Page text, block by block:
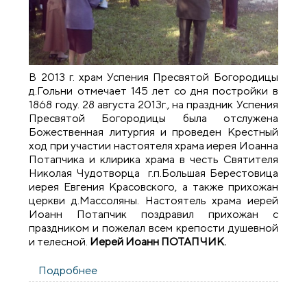
В 2013 г. храм Успения Пресвятой Богородицы
д.Гольни отмечает 145 лет со дня постройки в
1868 году. 28 августа 2013г., на праздник Успения
Пресвятой Богородицы была отслужена
Божественная литургия и проведен Крестный
ход при участии настоятеля храма иерея Иоанна
Потапчика и клирика храма в честь Святителя
Николая Чудотворца г.п.Большая Берестовица
иерея Евгения Красовского, а также прихожан
церкви д.Массоляны. Настоятель храма иерей
Иоанн Потапчик поздравил прихожан с
праздником и пожелал всем крепости душевной
и телесной. Иерей Иоанн ПОТАПЧИК.
Подробнее
Богородицы деревни Гольни